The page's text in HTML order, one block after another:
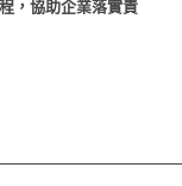
，協助企業落實責